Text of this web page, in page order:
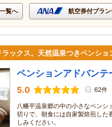
覧へ 航空券付プラ
ックス。天然温泉つきペンショ
ペンションアドバンテ
5.0 62件
八幡平温泉郷の中の小さなペンシ
切りで、朝食には自家製焙煎した
しみください。